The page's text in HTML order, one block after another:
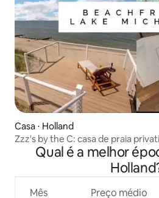
Casa ⋅ Holland
Zzz's by the C: casa de praia
Qual é a melhor
Mês Preço médio